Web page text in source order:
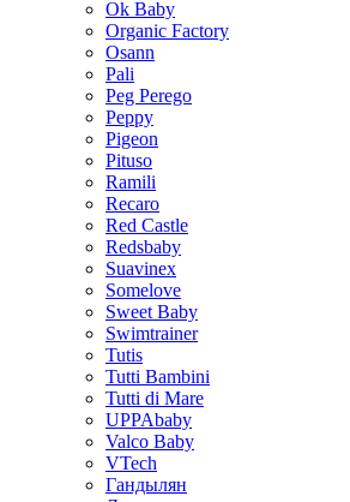
Ok Baby
Organic Factory
Osann
Pali
Peg Perego
Peppy
Pigeon
Pituso
Ramili
Recaro
Red Castle
Redsbaby
Suavinex
Somelove
Sweet Baby
Swimtrainer
Tutis
Tutti Bambini
Tutti di Mare
UPPAbaby
Valco Baby
VTech
Гандылян